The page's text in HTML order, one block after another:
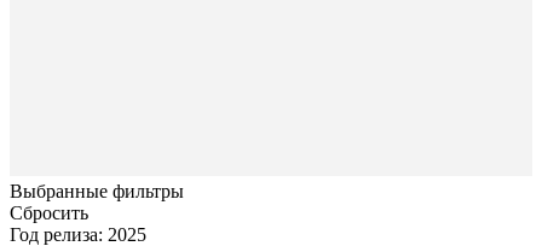
Выбранные фильтры
Сбросить
Год релиза: 2025